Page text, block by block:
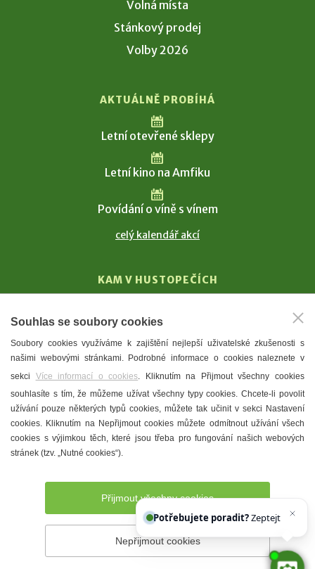
Volná místa
Stánkový prodej
Volby 2026
AKTUÁLNĚ PROBÍHÁ
Letní otevřené sklepy
Letní kino na Amfiku
Povídání o víně s vínem
celý kalendář akcí
KAM V HUSTOPEČÍCH
T. G. Masaryk
Mandloně
Ubytování
Restaurace
Městské muzeum a galerie
Denní meníčka
Prohlášení o přístupnosti Správce webu
Souhlas se soubory cookies
Soubory cookies využíváme k zajištění nejlepší uživatelské zkušenosti s
našimi webovými stránkami. Podrobné informace o cookies naleznete v
sekci Více informací o cookies. Kliknutím na Přijmout všechny cookies
souhlasíte s tím, že můžeme užívat všechny typy cookies. Chcete-li povolit
užívání pouze některých typů cookies, můžete tak učinit v sekci Nastavení
cookies. Kliknutím na Nepřijmout cookies můžete odmítnout užívání všech
cookies s výjimkou těch, které jsou třeba pro fungování našich webových
stránek (tzv. „Nutné cookies“).
Přijmout všechny cookies
Nepřijmout cookies
Potřebujete poradit?Zeptejte se našeh